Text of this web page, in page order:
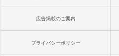
広告掲載のご案内
プライバシーポリシー